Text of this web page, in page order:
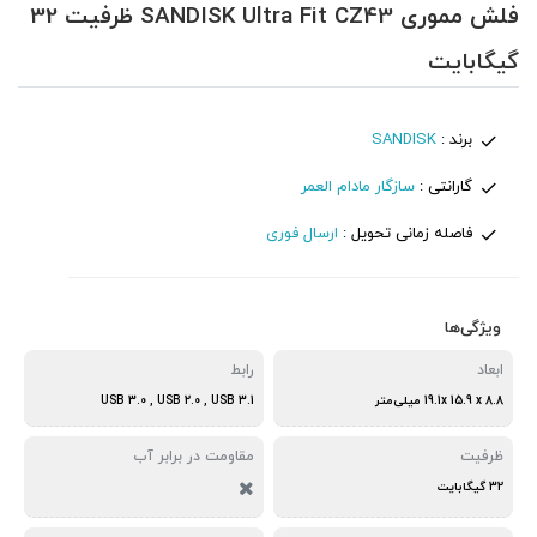
فلش مموری SANDISK Ultra Fit CZ43 ظرفیت 32
گیگابایت
برند :SANDISK
گارانتی :سازگار مادام العمر
فاصله زمانی تحویل : ارسال فوری
ویژگی‌ها
ابعاد
19.1x 15.9 x 8.8 میلی‌متر
رابط
USB 3.0 , USB 2.0 , USB 3.1
ظرفیت
32 گیگابایت
مقاومت در برابر آب